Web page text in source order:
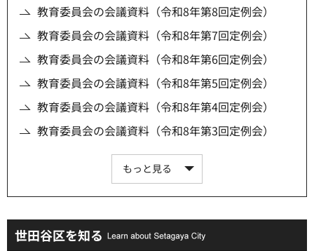
教育委員会の会議資料（令和8年第8回定例会）
教育委員会の会議資料（令和8年第7回定例会）
教育委員会の会議資料（令和8年第6回定例会）
教育委員会の会議資料（令和8年第5回定例会）
教育委員会の会議資料（令和8年第4回定例会）
教育委員会の会議資料（令和8年第3回定例会）
もっと見る
世田谷区を知る